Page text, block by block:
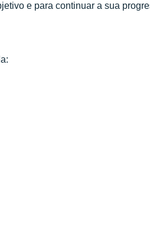
e para continuar a sua